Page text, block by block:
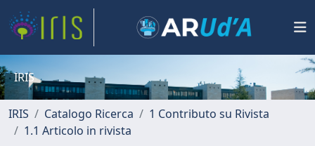
IRIS
IRIS Catalogo Ricerca
1 Contributo su Rivista
1.1 Articolo in rivista